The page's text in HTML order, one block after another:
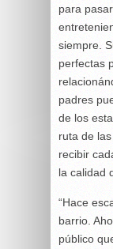
para
siempre.
perfectas
padres
de los
ruta de
recibir
la calidad
“Hace
barrio.
público